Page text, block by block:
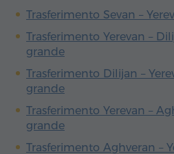
Trasferimento Sevan –
Trasferimento Yerevan –
grande
Trasferimento Dilijan –
grande
Trasferimento Yerevan –
grande
Trasferimento Aghveran –